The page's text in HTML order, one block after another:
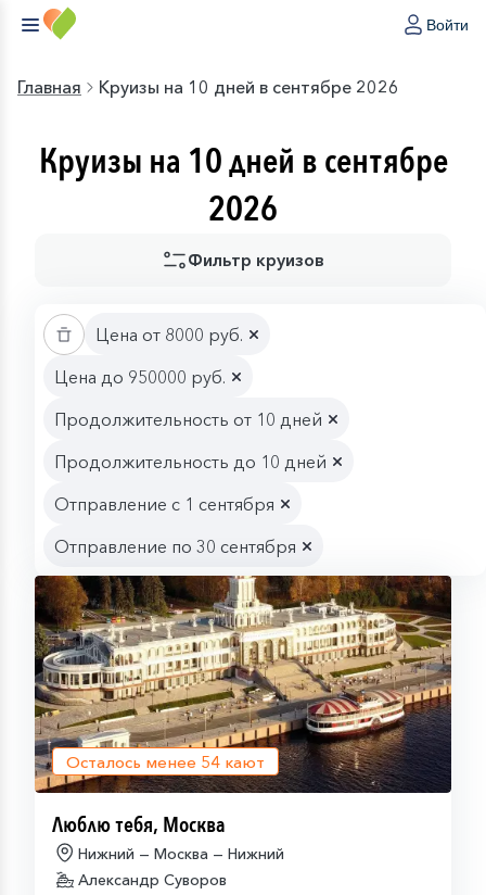
Войти
Главная Круизы на 10 дней в сентябре 2026
Круизы на 10 дней в сентябре
2026
Фильтр круизов
Цена от 8000 руб.
Цена до 950000 руб.
Продолжительность от 10 дней
Продолжительность до 10 дней
Отправление с 1 сентября
Отправление по 30 сентября
Осталось менее 54 кают
Люблю тебя, Москва
Нижний — Москва — Нижний
Александр Суворов